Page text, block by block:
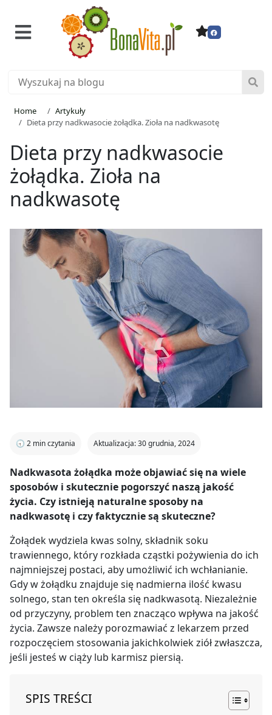
Home
Artykuły
Dieta przy nadkwasocie żołądka. Zioła na nadkwasotę
Dieta przy nadkwasocie
żołądka. Zioła na
nadkwasotę
🕣 2 min czytania Aktualizacja: 30 grudnia, 2024
Nadkwasota żołądka może objawiać się na wiele
sposobów i skutecznie pogorszyć naszą jakość
życia. Czy istnieją naturalne sposoby na
nadkwasotę i czy faktycznie są skuteczne?
Żołądek wydziela kwas solny, składnik soku
trawiennego, który rozkłada cząstki pożywienia do ich
najmniejszej postaci, aby umożliwić ich wchłanianie.
Gdy w żołądku znajduje się nadmierna ilość kwasu
solnego, stan ten określa się nadkwasotą. Niezależnie
od przyczyny, problem ten znacząco wpływa na jakość
życia. Zawsze należy porozmawiać z lekarzem przed
rozpoczęciem stosowania jakichkolwiek ziół zwłaszcza,
jeśli jesteś w ciąży lub karmisz piersią.
SPIS TREŚCI